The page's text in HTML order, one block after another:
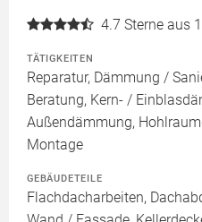
4.7 Sterne aus
TÄTIGKEITEN
Reparatur, Dämmung /
Beratung, Kern- /
Außendämmung,
Montage
GEBÄUDETEILE
Flachdacharbeiten,